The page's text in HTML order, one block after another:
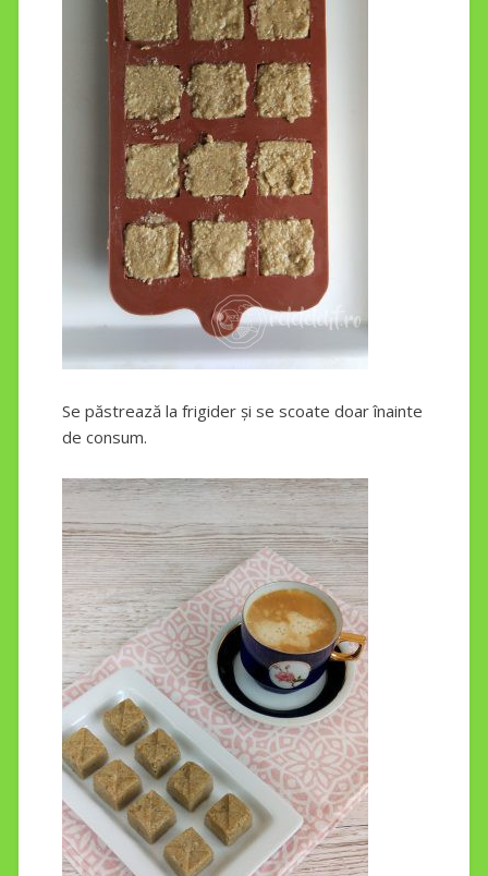
Se păstrează la frigider și se scoate doar înainte
de consum.